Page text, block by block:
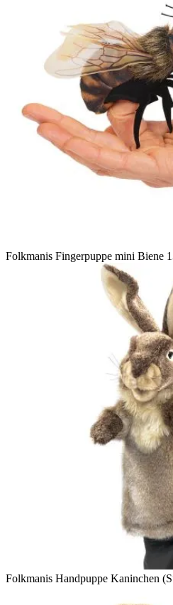
Folkmanis Fingerpuppe mini Biene
Folkmanis Handpuppe Kaninchen